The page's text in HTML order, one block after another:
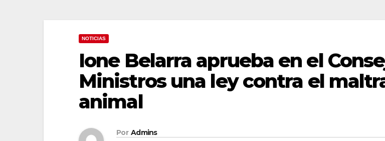
NOTICIAS
Ione Belarra aprueba en el
Ministros una ley contra el
animal
Por Admins